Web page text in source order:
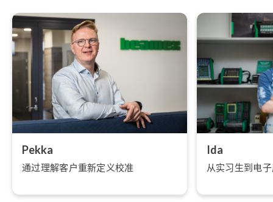
Pekka
通过理解客户重新定义校准
Ida
从实习生到电